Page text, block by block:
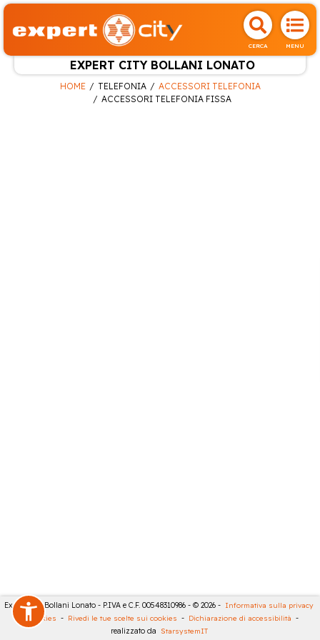
CERCA MENU
EXPERT CITY BOLLANI LONATO
HOME TELEFONIA
ACCESSORI TELEFONIA
ACCESSORI TELEFONIA FISSA
Expert City Bollani Lonato - P.IVA e C.F. 00548310986 - © 2026 - Informativa sulla privacy
Cookies - Rivedi le tue scelte sui cookies - Dichiarazione di accessibilità -
realizzato da StarsystemIT